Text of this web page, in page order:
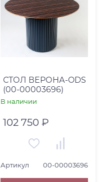
СТОЛ ВЕРОНА-ODS
(00-00003696)
В наличии
102 750 ₽
Артикул 00-00003696